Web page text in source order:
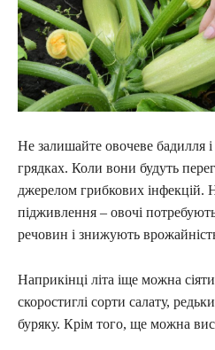
Не залишайте овочеве бадилля
грядках. Коли вони будуть
джерелом грибкових інфекцій.
підживлення – овочі
речовин і знижують
Наприкінці літа іще можна
скоростиглі сорти салату,
буряку. Крім того, ще можна